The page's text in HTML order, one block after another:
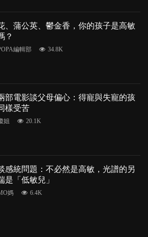
、蒲公英、鬱金香，你的孩子是高敏
？
編輯部 34.8K
部電影談父母偏心：得寵與失寵的孩
樣受苦
姐 20.1K
感統問題：不必然是高敏，光譜的另
是「低敏兒」
媽 6.4K